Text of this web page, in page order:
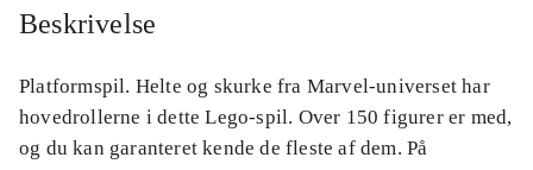
Beskrivelse
Platformspil. Helte og skurke fra Marvel-universet har
hovedrollerne i dette Lego-spil. Over 150 figurer er med,
og du kan garanteret kende de fleste af dem. På